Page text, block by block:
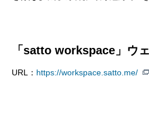
「satto workspace」ウ
URL： https://workspace.satto.me/